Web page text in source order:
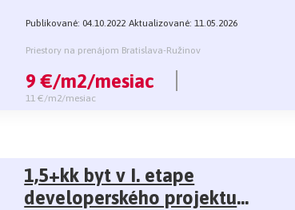
Publikované: 04.10.2022 Aktualizované: 11.05.2026
Priestory na prenájom Bratislava-Ružinov
9 €/m2/mesiac
11 €/m2/mesiac
1,5+kk byt v I. etape
developerského projektu